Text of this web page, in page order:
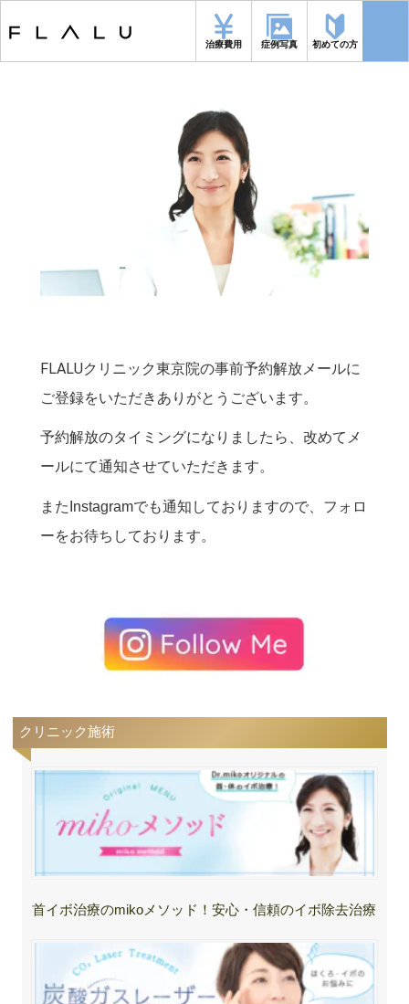
治療費用 症例写真 初めての方
東京院_予約解放通知メールへの登録御礼
FLALUクリニック東京院の事前予約解放メールに
ご登録をいただきありがとうございます。
予約解放のタイミングになりましたら、改めてメ
ールにて通知させていただきます。
またInstagramでも通知しておりますので、フォロ
ーをお待ちしております。
クリニック施術
首イボ治療のmikoメソッド！安心・信頼のイボ除去治療